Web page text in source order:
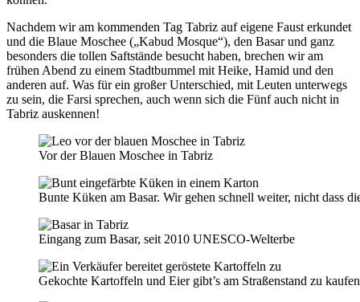
Nachdem wir am kommenden Tag Tabriz auf eigene Faust erkundet
und die Blaue Moschee („Kabud Mosque“), den Basar und ganz
besonders die tollen Saftstände besucht haben, brechen wir am
frühen Abend zu einem Stadtbummel mit Heike, Hamid und den
anderen auf. Was für ein großer Unterschied, mit Leuten unterwegs
zu sein, die Farsi sprechen, auch wenn sich die Fünf auch nicht in
Tabriz auskennen!
Vor der Blauen Moschee in Tabriz
Bunte Küken am Basar. Wir gehen schnell weiter, nicht dass
Eingang zum Basar, seit 2010 UNESCO-Welterbe
Gekochte Kartoffeln und Eier gibt’s am Straßenstand zu